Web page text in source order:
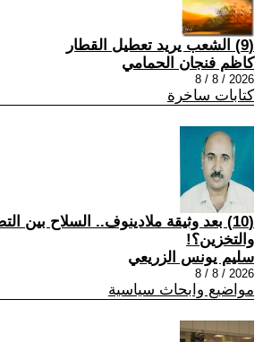
(9) الشعب يريد تعطيل القطار
كاظم فنجان الحمامي
2026 / 8 / 8
كتابات ساخرة
(10) بعد وثيقة ملادينوف.. السلاح بين
والتخزين؟!
سليم يونس الزريعي
2026 / 8 / 8
مواضيع وابحاث سياسية